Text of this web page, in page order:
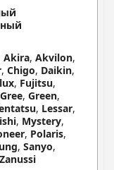
Akira, Akvilon,
, Chigo, Daikin,
, Fujitsu,
Gree, Green,
, Lessar,
, Mystery,
, Polaris,
, Sanyo,
Zanussi